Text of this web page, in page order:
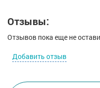
Отзывы:
Отзывов пока еще не
Добавить отзыв